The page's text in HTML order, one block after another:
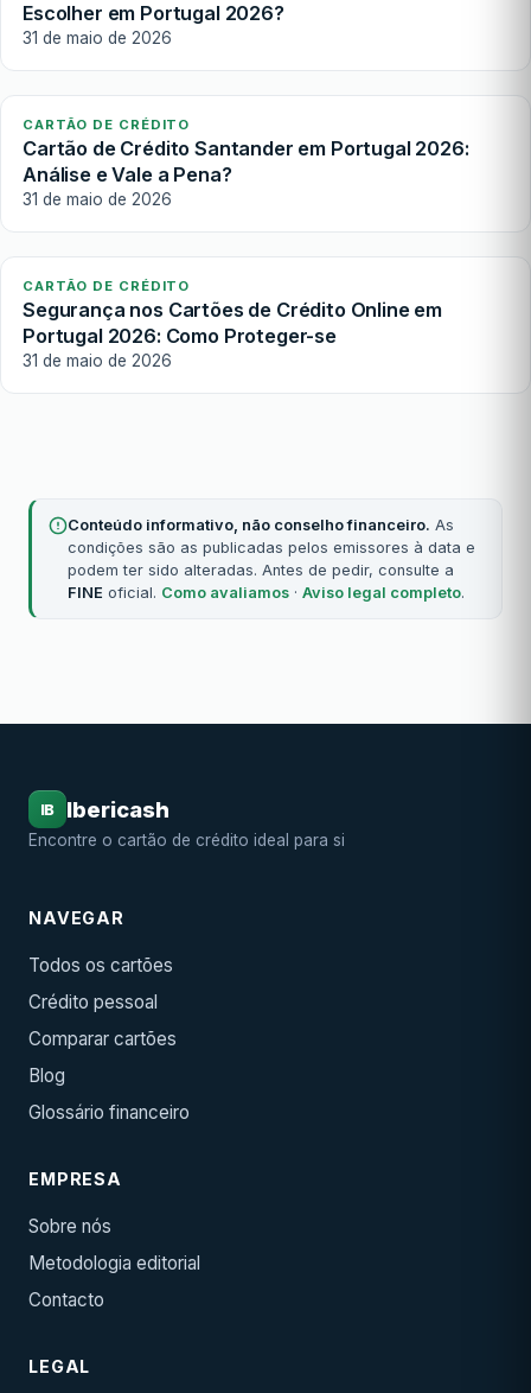
Escolher em Portugal 2026?
31 de maio de 2026
CARTÃO DE CRÉDITO
Cartão de Crédito Santander em Portugal 2026:
Análise e Vale a Pena?
31 de maio de 2026
CARTÃO DE CRÉDITO
Segurança nos Cartões de Crédito Online em
Portugal 2026: Como Proteger-se
31 de maio de 2026
Conteúdo informativo, não conselho financeiro. As
condições são as publicadas pelos emissores à data e
podem ter sido alteradas. Antes de pedir, consulte a
FINE oficial. Como avaliamos · Aviso legal completo.
IB Ibericash
Encontre o cartão de crédito ideal para si
NAVEGAR
Todos os cartões
Crédito pessoal
Comparar cartões
Blog
Glossário financeiro
EMPRESA
Sobre nós
Metodologia editorial
Contacto
LEGAL